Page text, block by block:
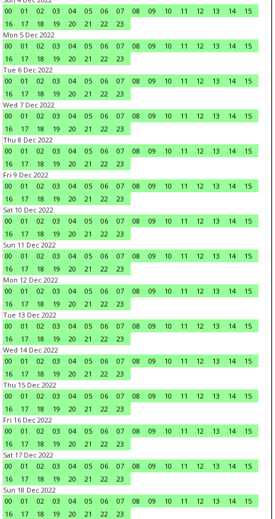
00
01 02 03 04 05 06 07 08 09 10 11 12 13 14
15
16
17 18 19 20 21 22
23
Mon 5 Dec 2022
00
01 02 03 04 05 06 07 08 09 10 11 12 13 14
15
16
17 18 19 20 21 22
23
Tue 6 Dec 2022
00
01 02 03 04 05 06 07 08 09 10 11 12 13 14
15
16
17 18 19 20 21 22
23
Wed 7 Dec 2022
00
01 02 03 04 05 06 07 08 09 10 11 12 13 14
15
16
17 18 19 20 21 22
23
Thu 8 Dec 2022
00
01 02 03 04 05 06 07 08 09 10 11 12 13 14
15
16
17 18 19 20 21 22
23
Fri 9 Dec 2022
00
01 02 03 04 05 06 07 08 09 10 11 12 13 14
15
16
17 18 19 20 21 22
23
Sat 10 Dec 2022
00
01 02 03 04 05 06 07 08 09 10 11 12 13 14
15
16
17 18 19 20 21 22
23
Sun 11 Dec 2022
00
01 02 03 04 05 06 07 08 09 10 11 12 13 14
15
16
17 18 19 20 21 22
23
Mon 12 Dec 2022
00
01 02 03 04 05 06 07 08 09 10 11 12 13 14
15
16
17 18 19 20 21 22
23
Tue 13 Dec 2022
00
01 02 03 04 05 06 07 08 09 10 11 12 13 14
15
16
17 18 19 20 21 22
23
Wed 14 Dec 2022
00
01 02 03 04 05 06 07 08 09 10 11 12 13 14
15
16
17 18 19 20 21 22
23
Thu 15 Dec 2022
00
01 02 03 04 05 06 07 08 09 10 11 12 13 14
15
16
17 18 19 20 21 22
23
Fri 16 Dec 2022
00
01 02 03 04 05 06 07 08 09 10 11 12 13 14
15
16
17 18 19 20 21 22
23
Sat 17 Dec 2022
00
01 02 03 04 05 06 07 08 09 10 11 12 13 14
15
16
17 18 19 20 21 22
23
Sun 18 Dec 2022
00
01 02 03 04 05 06 07 08 09 10 11 12 13 14
15
16
17 18 19 20 21 22
23